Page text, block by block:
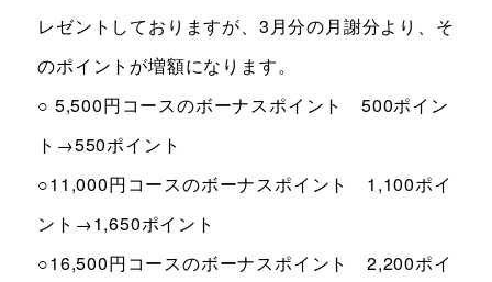
WEB予約はこちら
レゼントしておりますが、3月分の月謝分より、そ
のポイントが増額になります。
○ 5,500円コースのボーナスポイント 500ポイン
ト→550ポイント
○11,000円コースのボーナスポイント 1,100ポイ
ント→1,650ポイント
○16,500円コースのボーナスポイント 2,200ポイ